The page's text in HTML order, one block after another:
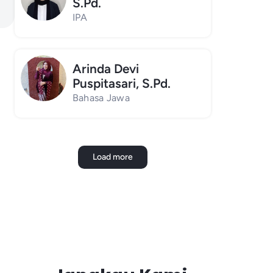
IPA
Arinda Devi
Puspitasari, S.Pd.
Bahasa Jawa
Load more